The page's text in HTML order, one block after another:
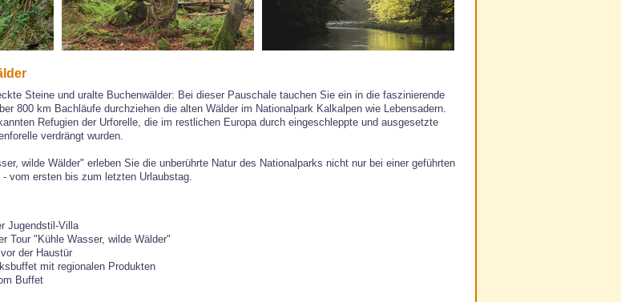
Steine und uralte Buchenwälder: Bei dieser Pauschale tauchen Sie ein in die faszinierende
800 km Bachläufe durchziehen die alten Wälder im Nationalpark Kalkalpen wie Lebensadern.
Refugien der Urforelle, die im restlichen Europa durch eingeschleppte und ausgesetzte
verdrängt wurden.
wilde Wälder" erleben Sie die unberührte Natur des Nationalparks nicht nur bei einer geführten
vom ersten bis zum letzten Urlaubstag.
Jugendstil-Villa
Tour "Kühle Wasser, wilde Wälder"
der Haustür
mit regionalen Produkten
Buffet